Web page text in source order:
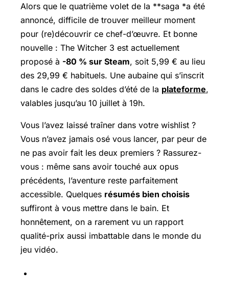
Alors que le quatrième volet de la **saga *a été
annoncé, difficile de trouver meilleur moment
pour (re)découvrir ce chef-d’œuvre. Et bonne
nouvelle : The Witcher 3 est actuellement
proposé à -80 % sur Steam, soit 5,99 € au lieu
des 29,99 € habituels. Une aubaine qui s’inscrit
dans le cadre des soldes d’été de la plateforme,
valables jusqu’au 10 juillet à 19h.
Vous l’avez laissé traîner dans votre wishlist ?
Vous n’avez jamais osé vous lancer, par peur de
ne pas avoir fait les deux premiers ? Rassurez-
vous : même sans avoir touché aux opus
précédents, l’aventure reste parfaitement
accessible. Quelques résumés bien choisis
suffiront à vous mettre dans le bain. Et
honnêtement, on a rarement vu un rapport
qualité-prix aussi imbattable dans le monde du
jeu vidéo.